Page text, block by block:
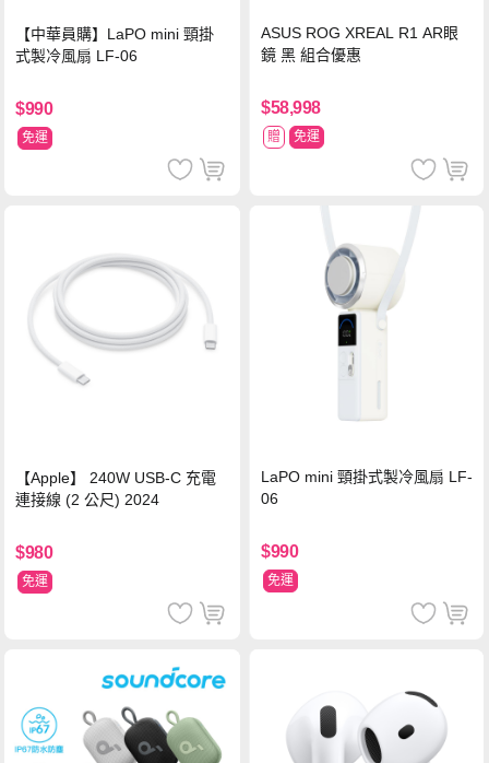
【中華員購】LaPO mini 頸掛
式製冷風扇 LF-06
$990
免運
ASUS ROG XREAL R1 AR眼
鏡 黑 組合優惠
$58,998
贈 免運
【Apple】 240W USB-C 充電
連接線 (2 公尺) 2024
$980
免運
LaPO mini 頸掛式製冷風扇 LF-
06
$990
免運